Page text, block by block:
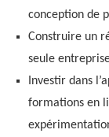
conception de
Construire un
seule
Investir dans
formations en